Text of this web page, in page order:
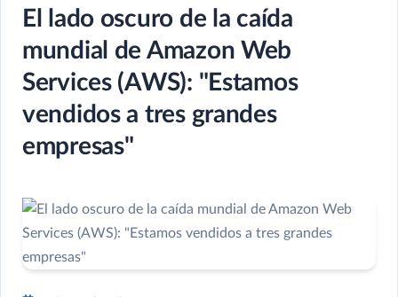
El lado oscuro de la caída
mundial de Amazon Web
Services (AWS): "Estamos
vendidos a tres grandes
empresas"